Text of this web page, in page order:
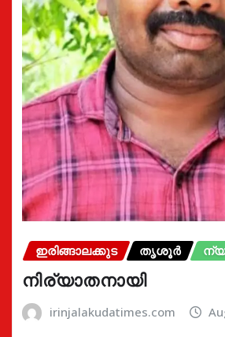
ഇരിങ്ങാലക്കുട തൃശൂർ
നിര്യാതനായി
irinjalakudatimes.com